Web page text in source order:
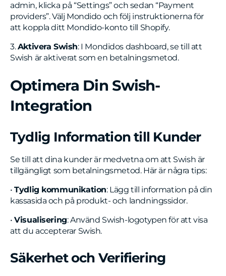
admin, klicka på “Settings” och sedan “Payment
providers”. Välj Mondido och följ instruktionerna för
att koppla ditt Mondido-konto till Shopify.
3. Aktivera Swish: I Mondidos dashboard, se till att
Swish är aktiverat som en betalningsmetod.
Optimera Din Swish-
Integration
Tydlig Information till Kunder
Se till att dina kunder är medvetna om att Swish är
tillgängligt som betalningsmetod. Här är några tips:
• Tydlig kommunikation: Lägg till information på din
kassasida och på produkt- och landningssidor.
• Visualisering: Använd Swish-logotypen för att visa
att du accepterar Swish.
Säkerhet och Verifiering